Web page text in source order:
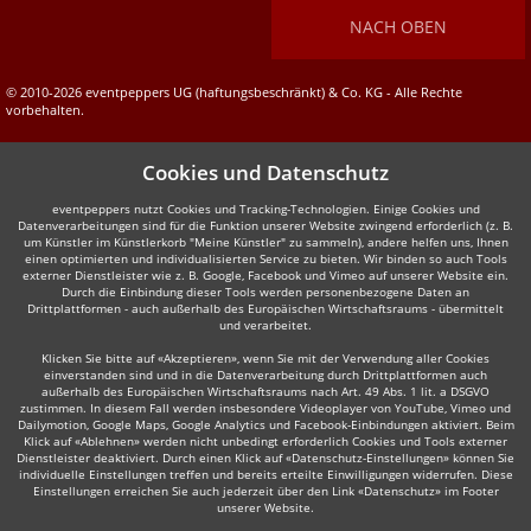
NACH OBEN
© 2010-2026 eventpeppers UG (haftungsbeschränkt) & Co. KG - Alle Rechte
vorbehalten.
Cookies und Datenschutz
eventpeppers nutzt Cookies und Tracking-Technologien. Einige Cookies und
Datenverarbeitungen sind für die Funktion unserer Website zwingend erforderlich (z. B.
um Künstler im Künstlerkorb "Meine Künstler" zu sammeln), andere helfen uns, Ihnen
einen optimierten und individualisierten Service zu bieten. Wir binden so auch Tools
externer Dienstleister wie z. B. Google, Facebook und Vimeo auf unserer Website ein.
Durch die Einbindung dieser Tools werden personenbezogene Daten an
Drittplattformen - auch außerhalb des Europäischen Wirtschaftsraums - übermittelt
und verarbeitet.
Klicken Sie bitte auf «Akzeptieren», wenn Sie mit der Verwendung aller Cookies
einverstanden sind und in die Datenverarbeitung durch Drittplattformen auch
außerhalb des Europäischen Wirtschaftsraums nach Art. 49 Abs. 1 lit. a DSGVO
zustimmen. In diesem Fall werden insbesondere Videoplayer von YouTube, Vimeo und
Dailymotion, Google Maps, Google Analytics und Facebook-Einbindungen aktiviert. Beim
Klick auf «Ablehnen» werden nicht unbedingt erforderlich Cookies und Tools externer
Dienstleister deaktiviert. Durch einen Klick auf «Datenschutz-Einstellungen» können Sie
individuelle Einstellungen treffen und bereits erteilte Einwilligungen widerrufen. Diese
Einstellungen erreichen Sie auch jederzeit über den Link «Datenschutz» im Footer
unserer Website.